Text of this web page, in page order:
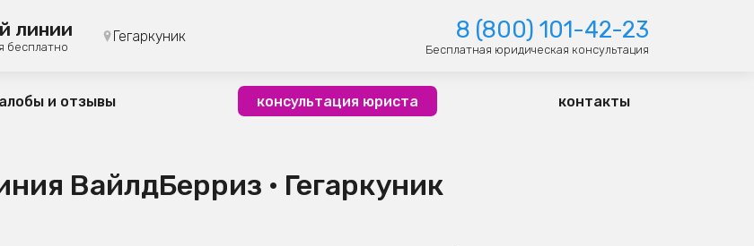
линии
бесплатно
Гегаркуник 8 (800) 101-42-23
Бесплатная юридическая консультация
и отзывы консультация юриста контакты
ВайлдБерриз • Гегаркуник